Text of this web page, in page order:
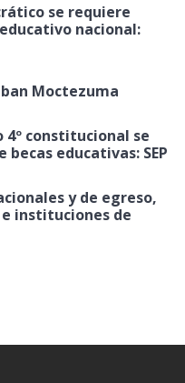
se requiere
nacional:
Moctezuma
constitucional se
educativas: SEP
y de egreso,
instituciones de